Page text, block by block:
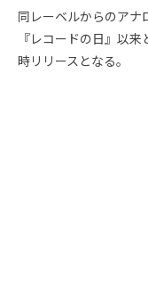
同レーベルからのアナ
『レコードの日』以
時リリースとなる。